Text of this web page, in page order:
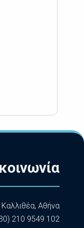
Αθήνα
210 9549 102